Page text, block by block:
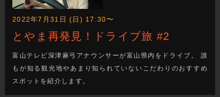
2022年7月31日 (日) 17:30〜
とやま再発見！ドライブ旅 #2
富山テレビ深津麻弓アナウンサーが富山県内をドライブ。 誰
もが知る観光地やあまり知られていないこだわりのおすすめ
スポットを紹介します。